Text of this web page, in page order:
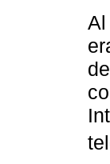
Al